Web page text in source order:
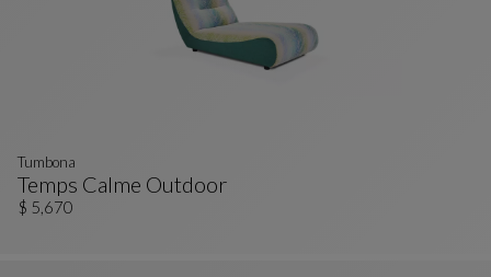
Temps Calme Outdoor
Tumbona
Ver Descripción Completa
Tumbona
$ 5,670